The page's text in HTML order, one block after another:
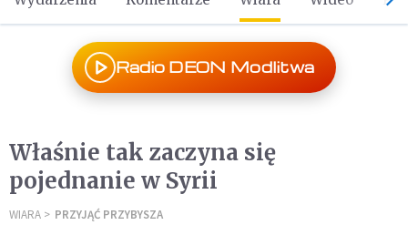
Radio DEON Modlitwa
Właśnie tak zaczyna się
pojednanie w Syrii
WIARA PRZYJĄĆ PRZYBYSZA